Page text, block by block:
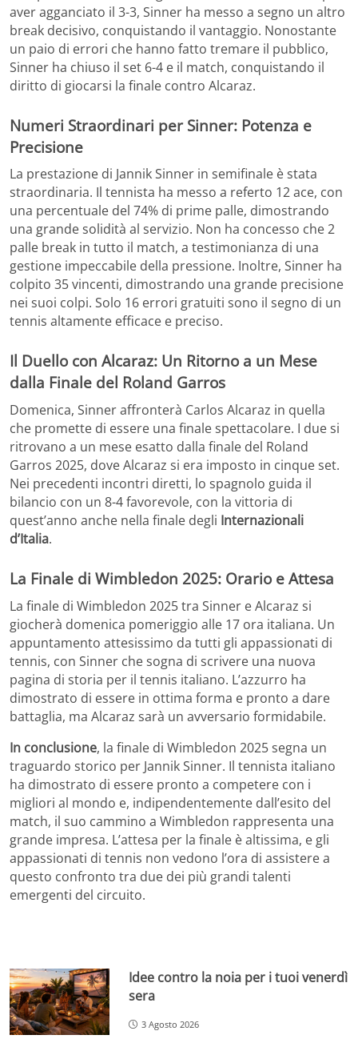
aver agganciato il 3-3, Sinner ha messo a segno un altro
break decisivo, conquistando il vantaggio. Nonostante
un paio di errori che hanno fatto tremare il pubblico,
Sinner ha chiuso il set 6-4 e il match, conquistando il
diritto di giocarsi la finale contro Alcaraz.
Numeri Straordinari per Sinner: Potenza e
Precisione
La prestazione di Jannik Sinner in semifinale è stata
straordinaria. Il tennista ha messo a referto 12 ace, con
una percentuale del 74% di prime palle, dimostrando
una grande solidità al servizio. Non ha concesso che 2
palle break in tutto il match, a testimonianza di una
gestione impeccabile della pressione. Inoltre, Sinner ha
colpito 35 vincenti, dimostrando una grande precisione
nei suoi colpi. Solo 16 errori gratuiti sono il segno di un
tennis altamente efficace e preciso.
Il Duello con Alcaraz: Un Ritorno a un Mese
dalla Finale del Roland Garros
Domenica, Sinner affronterà Carlos Alcaraz in quella
che promette di essere una finale spettacolare. I due si
ritrovano a un mese esatto dalla finale del Roland
Garros 2025, dove Alcaraz si era imposto in cinque set.
Nei precedenti incontri diretti, lo spagnolo guida il
bilancio con un 8-4 favorevole, con la vittoria di
quest’anno anche nella finale degli Internazionali
d’Italia.
La Finale di Wimbledon 2025: Orario e Attesa
La finale di Wimbledon 2025 tra Sinner e Alcaraz si
giocherà domenica pomeriggio alle 17 ora italiana. Un
appuntamento attesissimo da tutti gli appassionati di
tennis, con Sinner che sogna di scrivere una nuova
pagina di storia per il tennis italiano. L’azzurro ha
dimostrato di essere in ottima forma e pronto a dare
battaglia, ma Alcaraz sarà un avversario formidabile.
In conclusione, la finale di Wimbledon 2025 segna un
traguardo storico per Jannik Sinner. Il tennista italiano
ha dimostrato di essere pronto a competere con i
migliori al mondo e, indipendentemente dall’esito del
match, il suo cammino a Wimbledon rappresenta una
grande impresa. L’attesa per la finale è altissima, e gli
appassionati di tennis non vedono l’ora di assistere a
questo confronto tra due dei più grandi talenti
emergenti del circuito.
Idee contro la noia per i tuoi venerdì
sera
3 Agosto 2026